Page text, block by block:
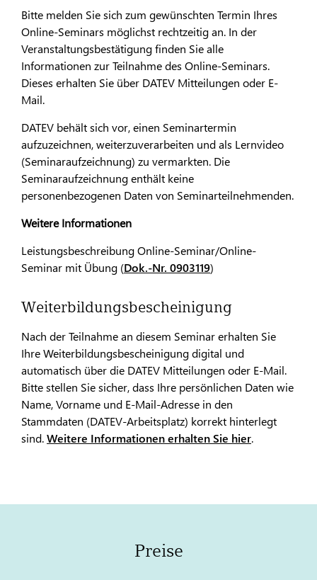
Bitte melden Sie sich zum gewünschten Termin Ihres
Online-Seminars möglichst rechtzeitig an. In der
Veranstaltungsbestätigung finden Sie alle
Informationen zur Teilnahme des Online-Seminars.
Dieses erhalten Sie über DATEV Mitteilungen oder E-
Mail.
DATEV behält sich vor, einen Seminartermin
aufzuzeichnen, weiterzuverarbeiten und als Lernvideo
(Seminaraufzeichnung) zu vermarkten. Die
Seminaraufzeichnung enthält keine
personenbezogenen Daten von Seminarteilnehmenden.
Weitere Informationen
Leistungsbeschreibung Online-Seminar/Online-
Seminar mit Übung (Dok.-Nr. 0903119)
Weiterbildungsbescheinigung
Nach der Teilnahme an diesem Seminar erhalten Sie
Ihre Weiterbildungsbescheinigung digital und
automatisch über die DATEV Mitteilungen oder E-Mail.
Bitte stellen Sie sicher, dass Ihre persönlichen Daten wie
Name, Vorname und E-Mail-Adresse in den
Stammdaten (DATEV-Arbeitsplatz) korrekt hinterlegt
sind.Weitere Informationen erhalten Sie hier.
Preise